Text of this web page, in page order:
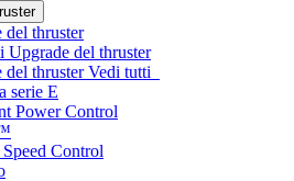
del thruster
Upgrade del thruster
del thrusterVedi tutti
serie E
Power Control
Control